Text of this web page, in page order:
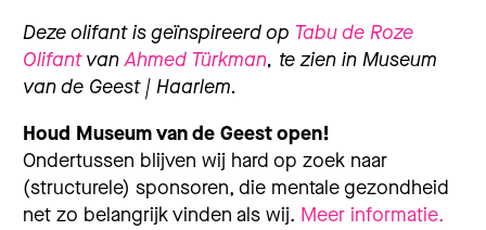
Deze olifant is geïnspireerd op Tabu de Roze
OlifantvanAhmed Türkman, te zien in Museum
van de Geest | Haarlem.
Houd Museum van de Geest open!
Ondertussen blijven wij hard op zoek naar
(structurele) sponsoren, die mentale gezondheid
net zo belangrijk vinden als wij. Meer informatie.